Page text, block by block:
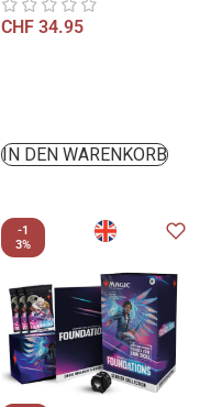
CHF34.95
IN DEN WARENKORB
-1
3%